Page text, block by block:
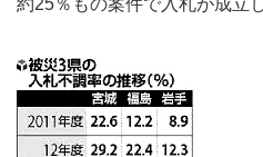
約25％もの案件で入札が成立